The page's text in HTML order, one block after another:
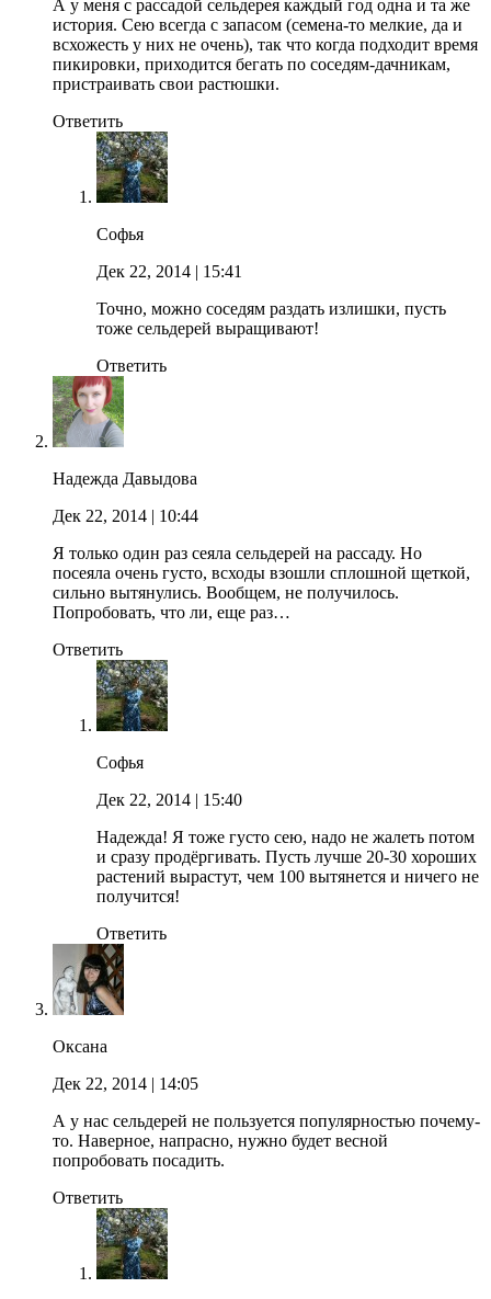
А у меня с рассадой сельдерея каждый год одна и та же
история. Сею всегда с запасом (семена-то мелкие, да и
всхожесть у них не очень), так что когда подходит время
пикировки, приходится бегать по соседям-дачникам,
пристраивать свои растюшки.
Ответить
Софья
Дек 22, 2014 | 15:41
Точно, можно соседям раздать излишки, пусть
тоже сельдерей выращивают!
Ответить
Надежда Давыдова
Дек 22, 2014 | 10:44
Я только один раз сеяла сельдерей на рассаду. Но
посеяла очень густо, всходы взошли сплошной щеткой,
сильно вытянулись. Вообщем, не получилось.
Попробовать, что ли, еще раз…
Ответить
Софья
Дек 22, 2014 | 15:40
Надежда! Я тоже густо сею, надо не жалеть потом
и сразу продёргивать. Пусть лучше 20-30 хороших
растений вырастут, чем 100 вытянется и ничего не
получится!
Ответить
Оксана
Дек 22, 2014 | 14:05
А у нас сельдерей не пользуется популярностью почему-
то. Наверное, напрасно, нужно будет весной
попробовать посадить.
Ответить